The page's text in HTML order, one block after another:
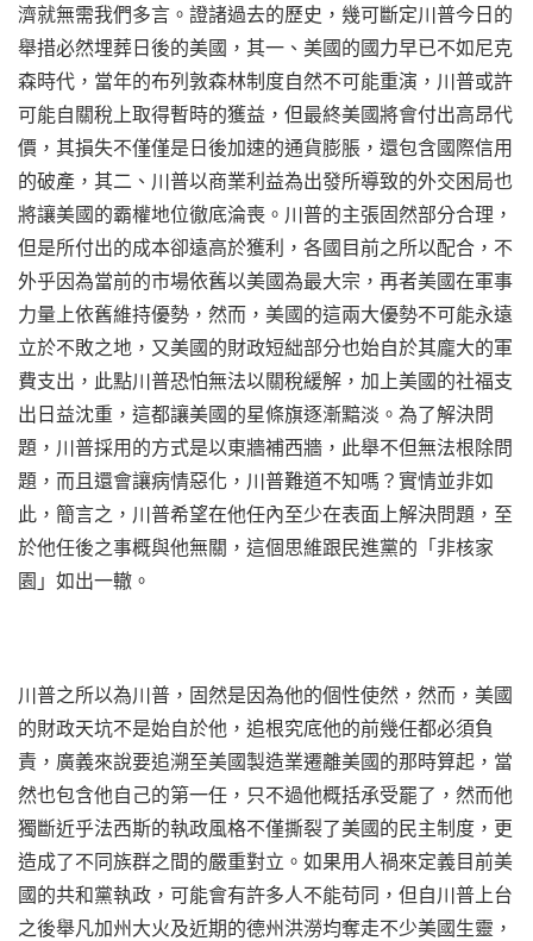
濟就無需我們多言。證諸過去的歷史，幾可斷定川普今日的
舉措必然埋葬日後的美國，其一、美國的國力早已不如尼克
森時代，當年的布列敦森林制度自然不可能重演，川普或許
可能自關稅上取得暫時的獲益，但最終美國將會付出高昂代
價，其損失不僅僅是日後加速的通貨膨脹，還包含國際信用
的破產，其二、川普以商業利益為出發所導致的外交困局也
將讓美國的霸權地位徹底淪喪。川普的主張固然部分合理，
但是所付出的成本卻遠高於獲利，各國目前之所以配合，不
外乎因為當前的市場依舊以美國為最大宗，再者美國在軍事
力量上依舊維持優勢，然而，美國的這兩大優勢不可能永遠
立於不敗之地，又美國的財政短絀部分也始自於其龐大的軍
費支出，此點川普恐怕無法以關稅緩解，加上美國的社福支
出日益沈重，這都讓美國的星條旗逐漸黯淡。為了解決問
題，川普採用的方式是以東牆補西牆，此舉不但無法根除問
題，而且還會讓病情惡化，川普難道不知嗎？實情並非如
此，簡言之，川普希望在他任內至少在表面上解決問題，至
於他任後之事概與他無關，這個思維跟民進黨的「非核家
園」如出一轍。
川普之所以為川普，固然是因為他的個性使然，然而，美國
的財政天坑不是始自於他，追根究底他的前幾任都必須負
責，廣義來說要追溯至美國製造業遷離美國的那時算起，當
然也包含他自己的第一任，只不過他概括承受罷了，然而他
獨斷近乎法西斯的執政風格不僅撕裂了美國的民主制度，更
造成了不同族群之間的嚴重對立。如果用人禍來定義目前美
國的共和黨執政，可能會有許多人不能苟同，但自川普上台
之後舉凡加州大火及近期的德州洪澇均奪走不少美國生靈，